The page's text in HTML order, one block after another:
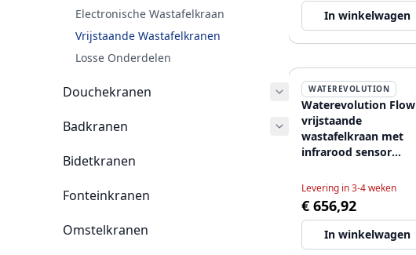
Electronische Wastafelkraan
Vrijstaande Wastafelkranen
Losse Onderdelen
Douchekranen
Badkranen
Bidetkranen
Fonteinkranen
Omstelkranen
In winkelwagen
WATEREVOLUTION
Waterevolution Flow
vrijstaande
wastafelkraan met
infrarood sensor
Levering in 3-4 weken
€ 656,92
In winkelwagen